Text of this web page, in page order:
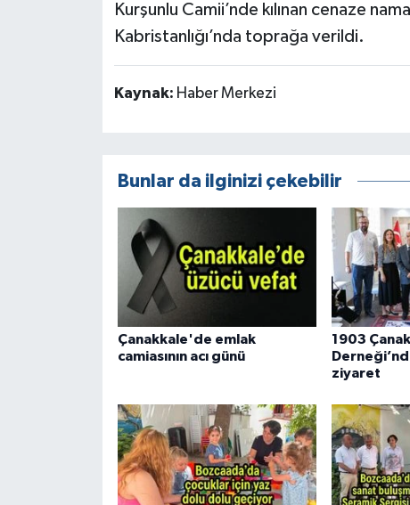
Kurşunlu Camii’nde kılınan cenaze
Kabristanlığı’nda toprağa verildi.
Kaynak: Haber Merkezi
Bunlar da ilginizi çekebilir
Çanakkale'de emlak
camiasının acı günü
1903
ziyaret